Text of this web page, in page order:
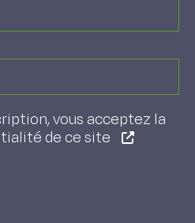
vous acceptez la
de ce site